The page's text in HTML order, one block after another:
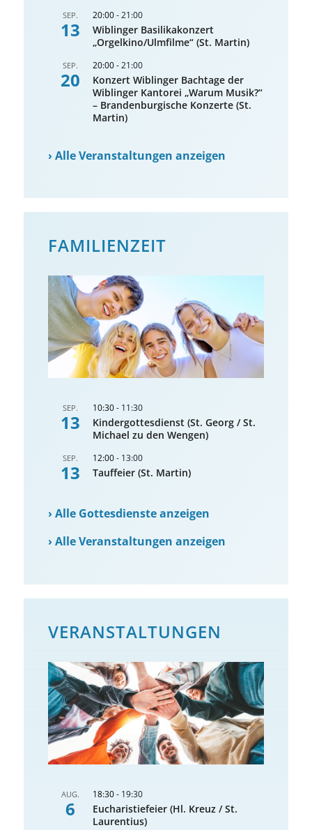
SEP.
13
20:00-21:00
Wiblinger Basilikakonzert
„Orgelkino/Ulmfilme“ (St. Martin)
SEP.
20
20:00-21:00
Konzert Wiblinger Bachtage der
Wiblinger Kantorei „Warum Musik?“
– Brandenburgische Konzerte (St.
Martin)
›Alle Veranstaltungen anzeigen
FAMILIENZEIT
SEP.
13
10:30- 11:30
Kindergottesdienst (St. Georg / St.
Michael zu den Wengen)
SEP.
13
12:00- 13:00
Tauffeier (St. Martin)
›Alle Gottesdienste anzeigen
›Alle Veranstaltungen anzeigen
VERANSTALTUNGEN
AUG.
6
18:30- 19:30
Eucharistiefeier (Hl. Kreuz / St.
Laurentius)